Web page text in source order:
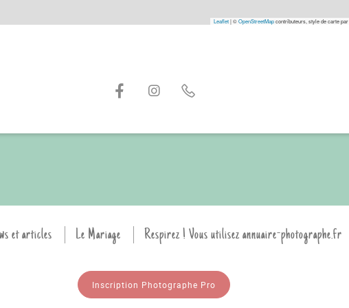
Leaflet|©OpenStreetMapcontributeurs, style de carte par
et articles Le Mariage Respirez ! Vous utilisez annuaire-photographe.fr
Inscription Photographe Pro